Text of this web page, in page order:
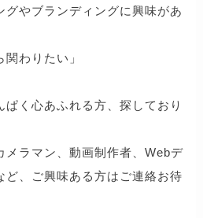
グやブランディングに興味があ
関わりたい」
ぱく心あふれる方、探しており
メラマン、動画制作者、Webデ
ど、ご興味ある方はご連絡お待